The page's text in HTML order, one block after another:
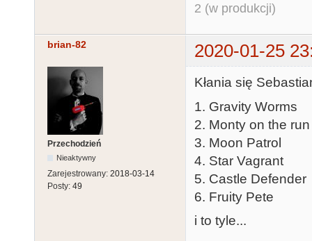
2 (w produkcji)
brian-82 2020-01-25
Przechodzień
Nieaktywny
Zarejestrowany: 2018-03-14
Posty: 49
Kłania się
1. Gravity Worms
2. Monty on the run
3. Moon Patrol
4. Star Vagrant
5. Castle Defender
6. Fruity Pete
i to tyle...